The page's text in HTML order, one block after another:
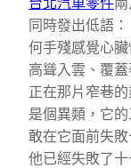
同時發出低語
何手殘感覺心
高聳入雲、覆
正在那片窄巷
是個異類，它
敢在它面前失
他已經失敗了